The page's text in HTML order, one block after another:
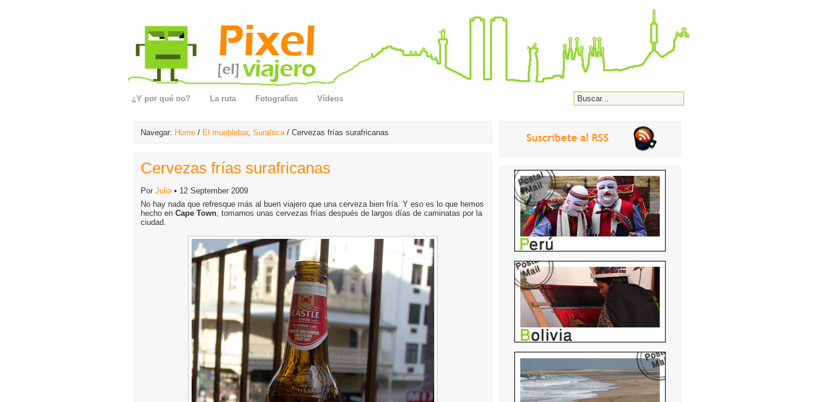
¿Y por qué no? La ruta Fotografías Vídeos
Navegar: Home / El mueblebar, Surafrica/ Cervezas frías surafricanas
Cervezas frías surafricanas
Por Julio • 12 September 2009
No hay nada que refresque más al buen viajero que una cerveza bien fría. Y eso es lo que hemos
hecho en Cape Town, tomarnos unas cervezas frías después de largos días de caminatas por la
ciudad.